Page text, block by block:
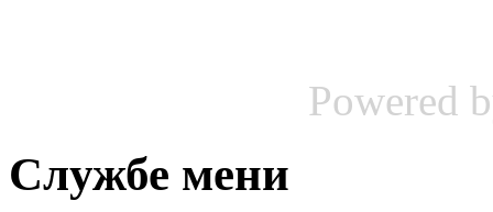
Powered
Службе мени